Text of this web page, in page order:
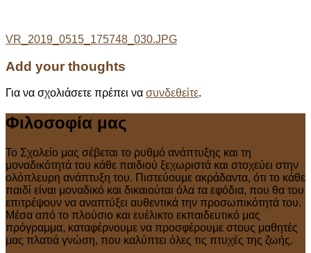
Post
navigation
VR_2019_0515_175748_030.JPG
Add your thoughts
Για να σχολιάσετε πρέπει να συνδεθείτε.
Φιλοσοφία μας
Το Σχολείο μας σέβεται το ρυθμό ανάπτυξης και τη
μοναδικότητά του κάθε παιδιού ξεχωριστά και στοχεύει στην
ολόπλευρη ανάπτυξη του. Πιστεύουμε ακράδαντα, ότι το κάθε
παιδί είναι μοναδικό και δικαιούται όλα τα εφόδια, που θα του
επιτρέψουν να αναπτύξει αυθεντικά την προσωπικότητά του.
Μέσα από το πλούσιο και ευέλικτο εκπαιδευτικό μας
πρόγραμμα, καταφέρνουμε να προσφέρουμε στους μαθητές
μας πλατιά γνώση, που καλύπτει όλες τις πτυχές της ζωής.